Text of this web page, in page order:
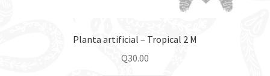
Planta artificial – Tropical 2 M
Q30.00